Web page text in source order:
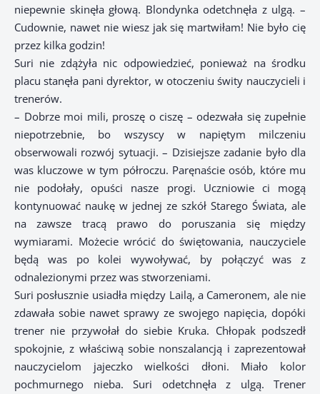
niepewnie skinęła głową. Blondynka odetchnęła z ulgą. –
Cudownie, nawet nie wiesz jak się martwiłam! Nie było cię
przez kilka godzin!
Suri nie zdążyła nic odpowiedzieć, ponieważ na środku
placu stanęła pani dyrektor, w otoczeniu świty nauczycieli i
trenerów.
– Dobrze moi mili, proszę o ciszę – odezwała się zupełnie
niepotrzebnie, bo wszyscy w napiętym milczeniu
obserwowali rozwój sytuacji. – Dzisiejsze zadanie było dla
was kluczowe w tym półroczu. Paręnaście osób, które mu
nie podołały, opuści nasze progi. Uczniowie ci mogą
kontynuować naukę w jednej ze szkół Starego Świata, ale
na zawsze tracą prawo do poruszania się między
wymiarami. Możecie wrócić do świętowania, nauczyciele
będą was po kolei wywoływać, by połączyć was z
odnalezionymi przez was stworzeniami.
Suri posłusznie usiadła między Lailą, a Cameronem, ale nie
zdawała sobie nawet sprawy ze swojego napięcia, dopóki
trener nie przywołał do siebie Kruka. Chłopak podszedł
spokojnie, z właściwą sobie nonszalancją i zaprezentował
nauczycielom jajeczko wielkości dłoni. Miało kolor
pochmurnego nieba. Suri odetchnęła z ulgą. Trener